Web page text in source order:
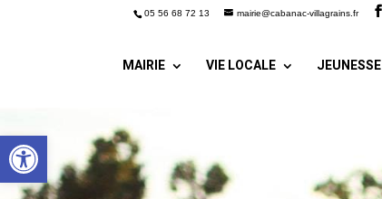
Ouvrir la barre d’outils
05 56 68 72 13 mairie@cabanac-villagrains.fr
MAIRIE VIE LOCALE JEUNESSE